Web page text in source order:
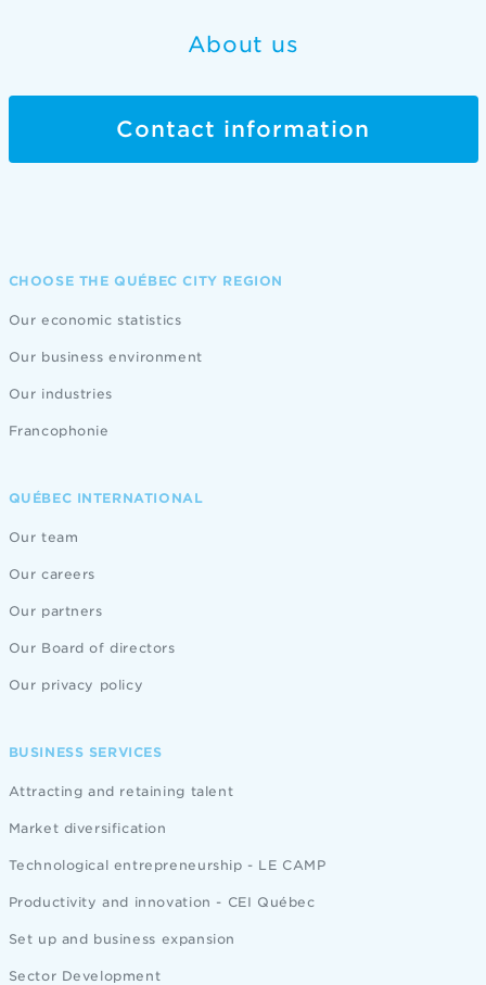
About us
Contact information
CHOOSE THE QUÉBEC CITY REGION
Our economic statistics
Our business environment
Our industries
Francophonie
QUÉBEC INTERNATIONAL
Our team
Our careers
Our partners
Our Board of directors
Our privacy policy
BUSINESS SERVICES
Attracting and retaining talent
Market diversification
Technological entrepreneurship - LE CAMP
Productivity and innovation - CEI Québec
Set up and business expansion
Sector Development